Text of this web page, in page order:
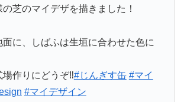
の芝のマイデザを描きました！
面に、しばふは生垣に合わせた色に
作りにどうぞ‼︎#じんぎす缶 #マイ
#マイデザイン